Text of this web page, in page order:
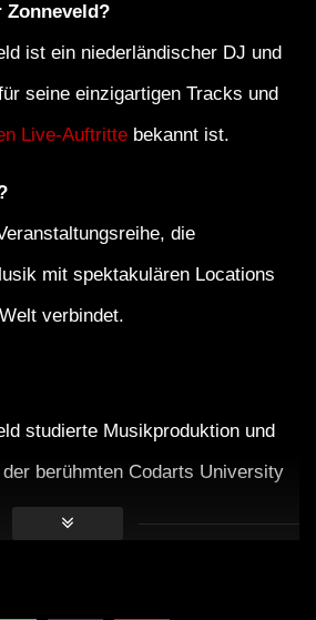
Zonneveld?
ist ein niederländischer DJ und
seine einzigartigen Tracks und
Live-Auftritte bekannt ist.
die
mit spektakulären Locations
verbindet.
studierte Musikproduktion und
berühmten Codarts University